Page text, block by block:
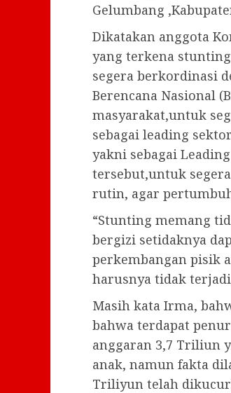
Gelumbang
Dikatakan anggota
yang terkena
segera berkordinasi
Berencana Nasional
masyarakat,untuk
sebagai leading
yakni sebagai
tersebut,untuk
rutin, agar
“Stunting memang
bergizi setidaknya
perkembangan pisik
harusnya tidak
Masih kata Irma,
bahwa terdapat
anggaran 3,7 Triliun
anak, namun fakta
Triliyun telah